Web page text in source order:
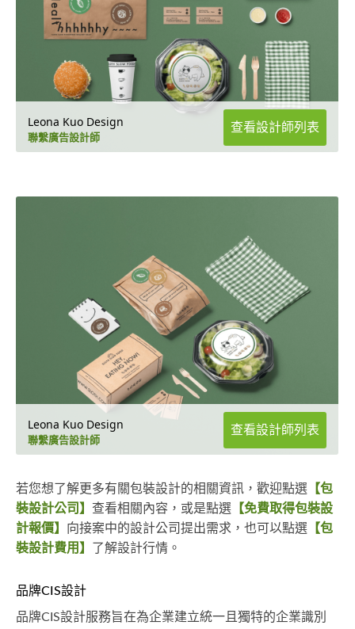
Leona Kuo Design
聯繫廣告設計師
查看設計師列表
Leona Kuo Design
聯繫廣告設計師
查看設計師列表
若您想了解更多有關包裝設計的相關資訊，歡迎點選 【包
裝設計公司】 查看相關內容，或是點選 【免費取得包裝設
計報價】 向接案中的設計公司提出需求，也可以點選 【包
裝設計費用】 了解設計行情。
品牌CIS設計
品牌CIS設計服務旨在為企業建立統一且獨特的企業識別